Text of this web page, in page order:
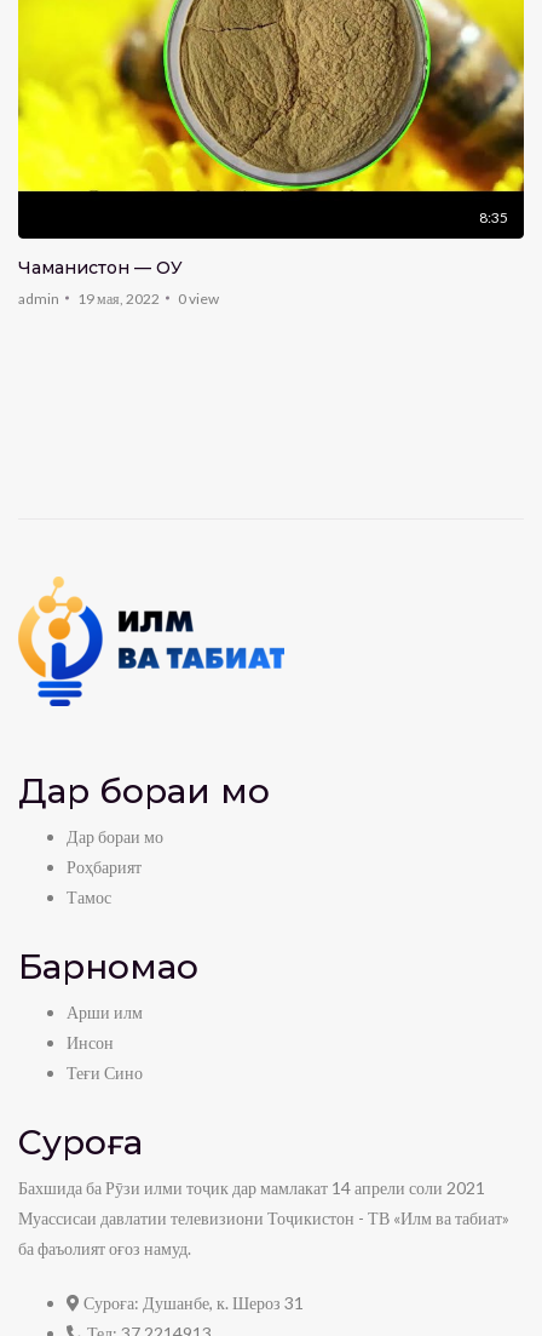
8:35
Чаманистон — ҚОҚУ
admin 19 мая, 2022 0view
Дар бораи мо
Дар бораи мо
Роҳбарият
Тамос
Барномаҳо
Арши илм
Инсон
Теғи Сино
Суроға
Бахшида ба Рӯзи илми тоҷик дар мамлакат 14 апрели соли 2021
Муассисаи давлатии телевизиони Тоҷикистон - ТВ «Илм ва табиат»
ба фаъолият оғоз намуд.
Суроға: Душанбе, к. Шероз 31